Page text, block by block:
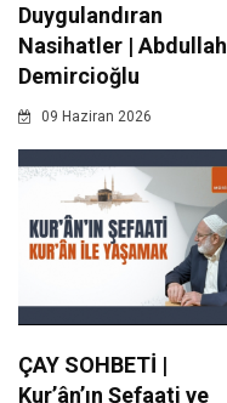
Duygulandıran
Nasihatler | Abdullah
Demircioğlu
09 Haziran 2026
ÇAY SOHBETİ |
Kur’ân’ın Şefaati ve